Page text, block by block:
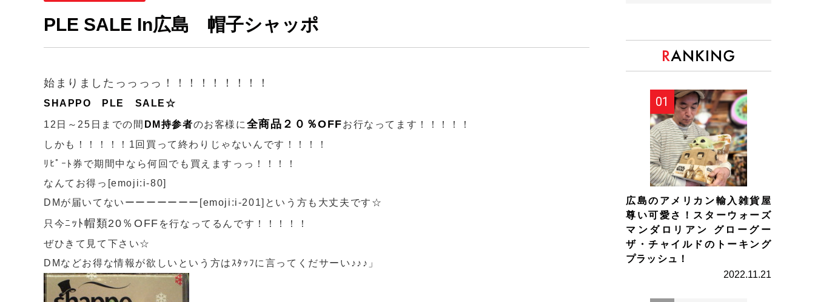
PLE SALE In広島 帽子シャッポ
始まりましたっっっっ！！！！！！！！！
SHAPPO PLE SALE☆
12日～25日までの間 DM持参者のお客様に 全商品２０％OFFお行なってます！！！！！
しかも！！！！！1回買って終わりじゃないんです！！！！
ﾘﾋﾟｰﾄ券で期間中なら何回でも買えますっっ！！！！
なんてお得っ[emoji:i-80]
DMが届いてないーーーーーーー[emoji:i-201]という方も大丈夫です☆
只今ﾆｯﾄ帽類20％OFF を行なってるんです！！！！！
ぜひきて見て下さい☆
DMなどお得な情報が欲しいという方はｽﾀｯﾌに言ってくだサーい♪♪♪」
広島のアメリカン輸入雑貨屋
尊い可愛さ！スターウォーズ
マンダロリアン グローグー
ザ・チャイルドのトーキング
プラッシュ！
2022.11.21